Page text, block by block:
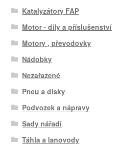
Katalyzátory FAP
Motor - díly a příslušenství
Motory , převodovky
Nádobky
Nezařazené
Pneu a disky
Podvozek a nápravy
Sady nářadí
Táhla a lanovody